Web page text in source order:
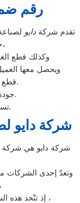
رقم
تقدم شركة دايو
جميع الأجهزة المنزلية،
وكذلك قطع
ويحصل معها
قطع غيار و تكلفة صيانة عالية.
جودة االتبريد تقل في الصيف.
تسريب غاز الفريون أحيانا.
شركة دايو
شركة دايو هي شركة
وتعدّ إحدى الشركات
الشركات التابعة لها،
إذ تتّحد هذه الشركات تحت العلامة التجاريّة لـ دايو ،